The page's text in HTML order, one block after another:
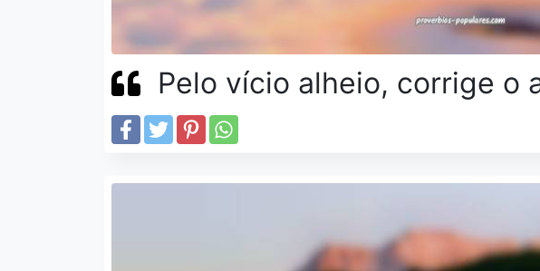
Pelo vício alheio, corrige o